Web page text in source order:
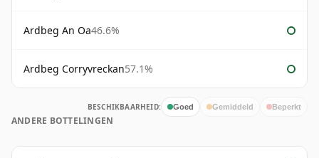
Ardbeg An Oa46.6%
Ardbeg Corryvreckan57.1%
BESCHIKBAARHEID: Goed Gemiddeld Beperkt
ANDERE BOTTELINGEN